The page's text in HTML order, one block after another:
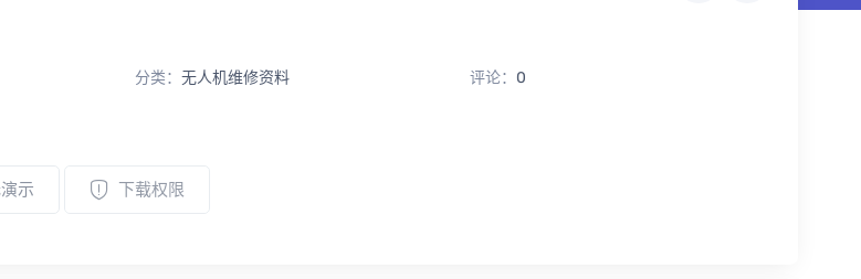
分类： 无人机维修资料 评论： 0
示 下载权限